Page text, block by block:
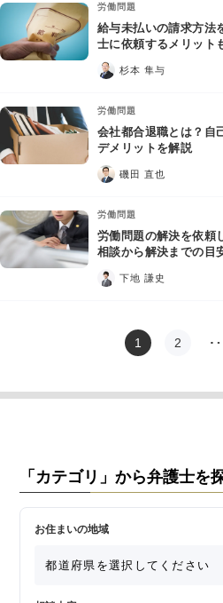
労働問題
給与未払いの請求方法
士に依頼するメリット
杉本 隼与
労働問題
会社都合退職とは？自
デメリットを解説
磯田 直也
労働問題
労働問題の解決を依頼
相談から解決までの目
下地 謙史
1 2
「カテゴリ」から弁護士を
お住まいの地域